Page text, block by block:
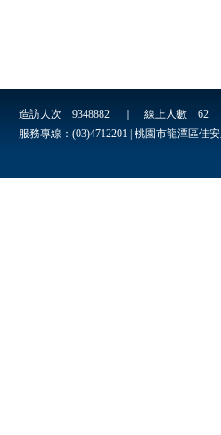
造訪人次 9348882 ｜ 線上人數 62
服務專線：(03)4712201 | 桃園市龍潭區佳